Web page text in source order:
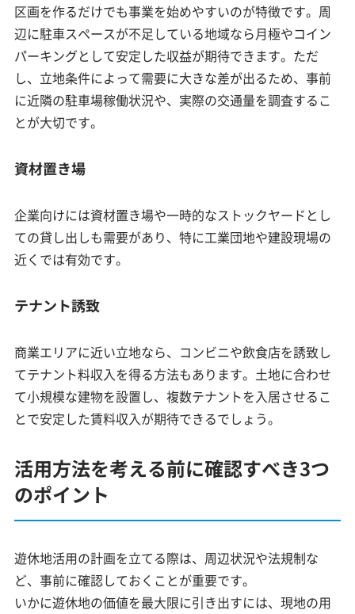
区画を作るだけでも事業を始めやすいのが特徴です。周
辺に駐車スペースが不足している地域なら月極やコイン
パーキングとして安定した収益が期待できます。ただ
し、立地条件によって需要に大きな差が出るため、事前
に近隣の駐車場稼働状況や、実際の交通量を調査するこ
とが大切です。
資材置き場
企業向けには資材置き場や一時的なストックヤードとし
ての貸し出しも需要があり、特に工業団地や建設現場の
近くでは有効です。
テナント誘致
商業エリアに近い立地なら、コンビニや飲食店を誘致し
てテナント料収入を得る方法もあります。土地に合わせ
て小規模な建物を設置し、複数テナントを入居させるこ
とで安定した賃料収入が期待できるでしょう。
活用方法を考える前に確認すべき3つ
のポイント
遊休地活用の計画を立てる際は、周辺状況や法規制な
ど、事前に確認しておくことが重要です。
いかに遊休地の価値を最大限に引き出すには、現地の用